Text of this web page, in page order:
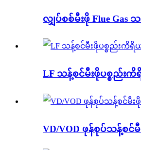
လျှပ်စစ်မီးဖို Flue Gas သ
LF သန့်စင်မီးဖိုပစ္စည်းကိရိ
VD/VOD ဖုန်စုပ်သန့်စင်မီ